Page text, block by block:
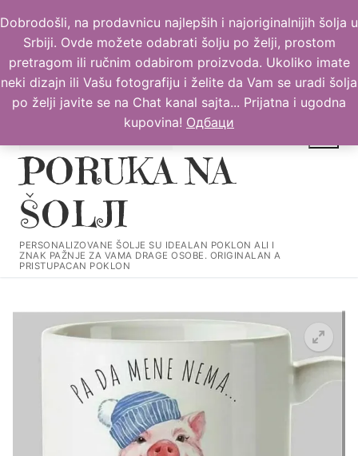
Dobrodošli, na prodavnicu najlepših i najoriginalnijih šolja u
Srbiji. Ovde možete odabrati šolju po želji, prostom
pretragom ili ručnim odabirom proizvoda. Ukoliko imate
neki dizajn ili Vašu fotografiju i želite da Vam se uradi šolja
po želji javite se na Chat kanal sajta... Prijatna i ugodna
kupovina! Одбаци
до
садржаја
PORUKA NA
ŠOLJI
PERSONALIZOVANE ŠOLJE SU IDEALAN POKLON ALI I
ZNAK PAŽNJE ZA VAMA DRAGE OSOBE. ORIGINALAN A
PRISTUPACAN POKLON